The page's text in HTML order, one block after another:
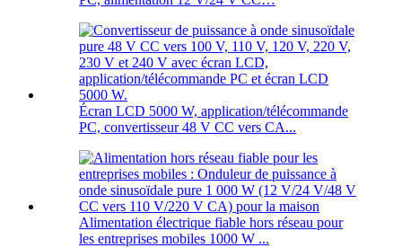
Écran LCD 5000 W, application/télécommande
PC, convertisseur 48 V CC vers CA...
Alimentation électrique fiable hors réseau pour
les entreprises mobiles 1000 W ...